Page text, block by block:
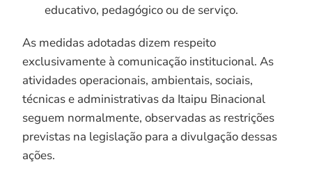
educativo, pedagógico ou de serviço.
As medidas adotadas dizem respeito
exclusivamente à comunicação institucional. As
atividades operacionais, ambientais, sociais,
técnicas e administrativas da Itaipu Binacional
seguem normalmente, observadas as restrições
previstas na legislação para a divulgação dessas
ações.